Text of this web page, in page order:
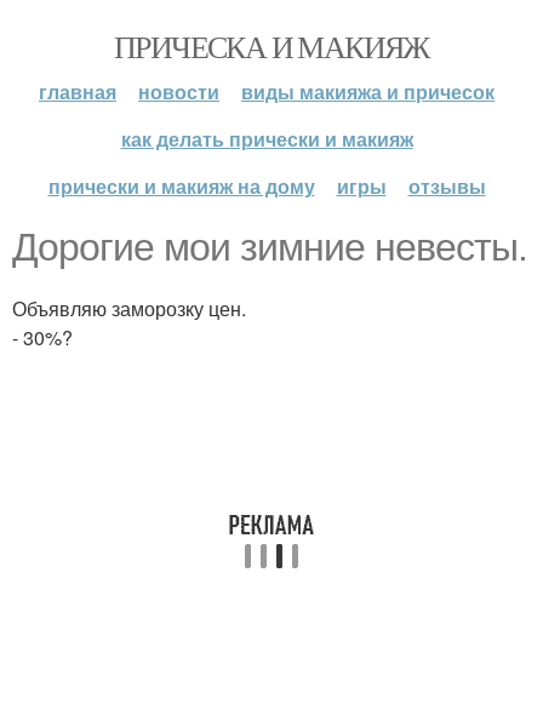
ПРИЧЕСКА И МАКИЯЖ
главная новости
виды макияжа и причесок
как делать прически и макияж
прически и макияж на дому
игры отзывы
Дорогие мои зимние невесты.
Объявляю заморозку цен.
- 30%?